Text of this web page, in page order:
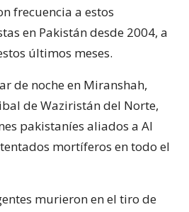
frecuencia a estos
en Pakistán desde 2004, a
últimos meses.
de noche en Miranshah,
de Waziristán del Norte,
pakistaníes aliados a Al
mortíferos en todo el
murieron en el tiro de